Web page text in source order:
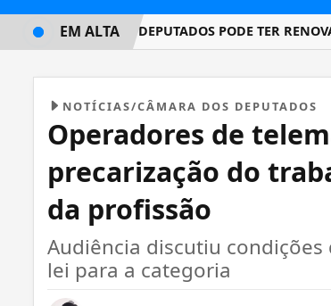
CÂMARA DOS DEPUTADOS PODE TER
EM ALTA
NOTÍCIAS/CÂMARA DOS DEPUTADOS
Operadores de
precarização do
da profissão
Audiência discutiu
lei para a categoria